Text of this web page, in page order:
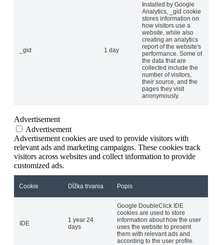
_gid 1 day
Installed by Google
Analytics, _gid cookie
stores information on
how visitors use a
website, while also
creating an analytics
report of the website's
performance. Some of
the data that are
collected include the
number of visitors,
their source, and the
pages they visit
anonymously.
Advertisement
Advertisement
Advertisement cookies are used to provide visitors with
relevant ads and marketing campaigns. These cookies track
visitors across websites and collect information to provide
customized ads.
Cookie Dĺžka trvania Popis
IDE
1 year 24
days
Google DoubleClick IDE
cookies are used to store
information about how the user
uses the website to present
them with relevant ads and
according to the user profile.